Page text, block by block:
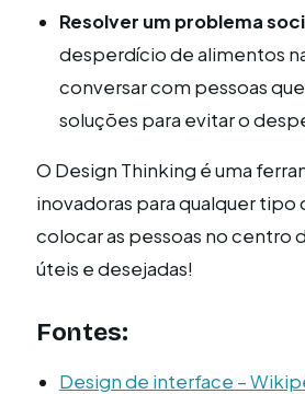
Resolver um problema
desperdício de alimentos
conversar com pessoas
soluções para evitar o
O Design Thinking é uma
inovadoras para qualquer tipo
colocar as pessoas no centro
úteis e desejadas!
Fontes:
Design de interface –